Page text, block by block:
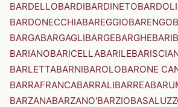
BARDELLOBARDIBARDINETO
BARDONECCHIABAREGGIOBARENGO
BARGABARGAGLIBARGEBARGHEBARI
BARIANOBARICELLABARILE
BARLETTABARNIBAROLOBARONE
BARRAFRANCABARRALIBARREA
BARZANABARZANO'BARZIO